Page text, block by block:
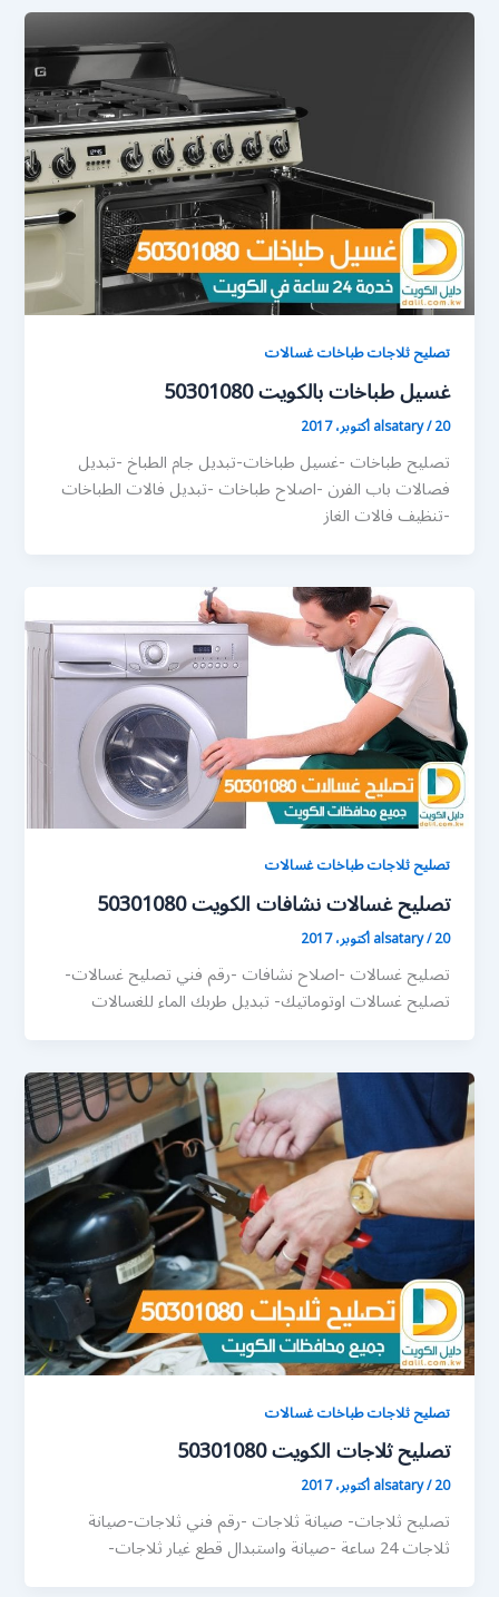
تصليح ثلاجات طباخات غسالات
غسيل طباخات بالكويت 50301080
alsatary/20 أكتوبر، 2017
تصليح طباخات -غسيل طباخات-تبديل جام الطباخ -تبديل
فصالات باب الفرن -اصلاح طباخات -تبديل فالات الطباخات
-تنظيف فالات الغاز
تصليح ثلاجات طباخات غسالات
تصليح غسالات نشافات الكويت 50301080
alsatary/20 أكتوبر، 2017
تصليح غسالات -اصلاح نشافات -رقم فني تصليح غسالات-
تصليح غسالات اوتوماتيك- تبديل طربك الماء للغسالات
تصليح ثلاجات طباخات غسالات
تصليح ثلاجات الكويت 50301080
alsatary/20 أكتوبر، 2017
تصليح ثلاجات- صيانة ثلاجات -رقم فني ثلاجات-صيانة
ثلاجات 24 ساعة -صيانة واستبدال قطع غيار ثلاجات-